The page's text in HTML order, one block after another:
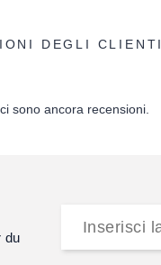
DEGLI CLIENTI
sono ancora recensioni.
du